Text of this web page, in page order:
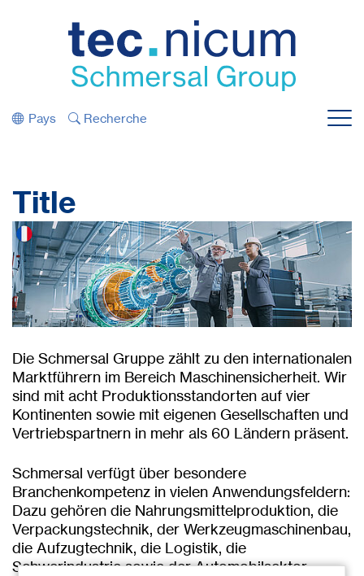
Pays Recherche
Title
Die Schmersal Gruppe zählt zu den internationalen
Marktführern im Bereich Maschinensicherheit. Wir
sind mit acht Produktionsstandorten auf vier
Kontinenten sowie mit eigenen Gesellschaften und
Vertriebspartnern in mehr als 60 Ländern präsent.
Schmersal verfügt über besondere
Branchenkompetenz in vielen Anwendungsfeldern:
Dazu gehören die Nahrungsmittelproduktion, die
Verpackungstechnik, der Werkzeugmaschinenbau,
die Aufzugtechnik, die Logistik, die
Schwerindustrie sowie der Automobilsektor.